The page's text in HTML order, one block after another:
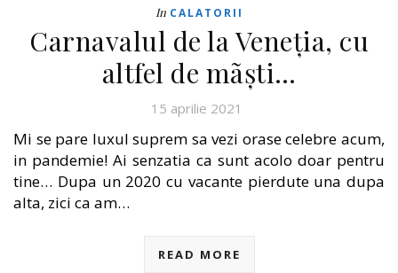
In CALATORII
Carnavalul de la Veneţia, cu
altfel de mãşti…
15 aprilie 2021
Mi se pare luxul suprem sa vezi orase celebre acum,
in pandemie! Ai senzatia ca sunt acolo doar pentru
tine… Dupa un 2020 cu vacante pierdute una dupa
alta, zici ca am…
READ MORE